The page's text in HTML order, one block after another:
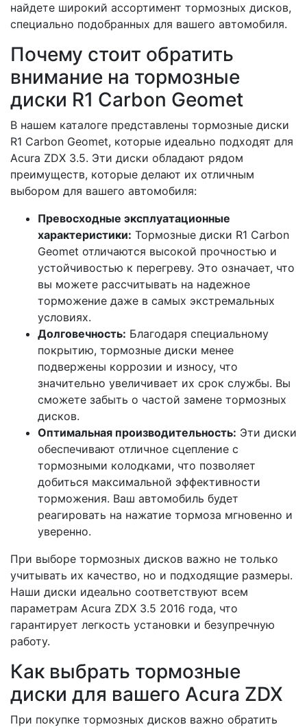
найдете широкий ассортимент тормозных дисков,
специально подобранных для вашего автомобиля.
Почему стоит обратить
внимание на тормозные
диски R1 Carbon Geomet
В нашем каталоге представлены тормозные диски
R1 Carbon Geomet, которые идеально подходят для
Acura ZDX 3.5. Эти диски обладают рядом
преимуществ, которые делают их отличным
выбором для вашего автомобиля:
Превосходные эксплуатационные
характеристики: Тормозные диски R1 Carbon
Geomet отличаются высокой прочностью и
устойчивостью к перегреву. Это означает, что
вы можете рассчитывать на надежное
торможение даже в самых экстремальных
условиях.
Долговечность: Благодаря специальному
покрытию, тормозные диски менее
подвержены коррозии и износу, что
значительно увеличивает их срок службы. Вы
сможете забыть о частой замене тормозных
дисков.
Оптимальная производительность: Эти диски
обеспечивают отличное сцепление с
тормозными колодками, что позволяет
добиться максимальной эффективности
торможения. Ваш автомобиль будет
реагировать на нажатие тормоза мгновенно и
уверенно.
При выборе тормозных дисков важно не только
учитывать их качество, но и подходящие размеры.
Наши диски идеально соответствуют всем
параметрам Acura ZDX 3.5 2016 года, что
гарантирует легкость установки и безупречную
работу.
Как выбрать тормозные
диски для вашего Acura ZDX
При покупке тормозных дисков важно обратить